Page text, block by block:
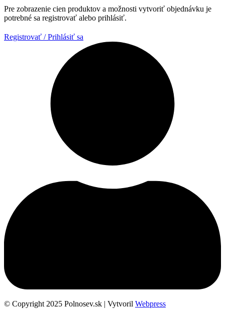
Pre zobrazenie cien produktov a možnosti vytvoriť objednávku je
potrebné sa registrovať alebo prihlásiť.
Registrovať / Prihlásiť sa
© Copyright 2025 Polnosev.sk | Vytvoril Webpress